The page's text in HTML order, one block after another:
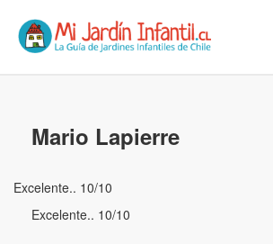
Mario Lapierre
Excelente.. 10/10
Excelente.. 10/10